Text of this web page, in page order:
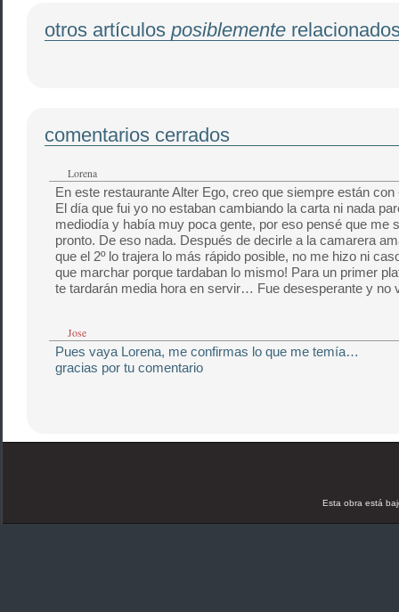
otros artículos posiblemente
comentarios cerrados
Lorena
En este restaurante Alter Ego, creo que siempre están con
El día que fui yo no estaban cambiando la carta ni nada
mediodía y había muy poca gente, por eso pensé que me
pronto. De eso nada. Después de decirle a la camarera
que el 2º lo trajera lo más rápido posible, no me hizo ni
que marchar porque tardaban lo mismo! Para un primer
te tardarán media hora en servir… Fue desesperante y no
Jose
Pues vaya Lorena, me confirmas lo que me temía…
gracias por tu comentario
Esta obra está